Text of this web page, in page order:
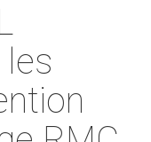
les